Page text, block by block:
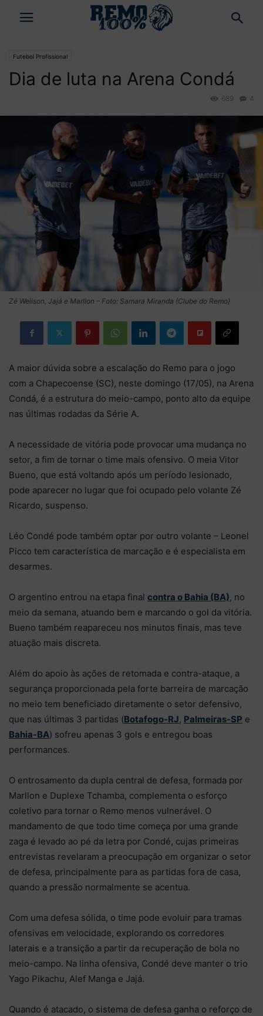
Futebol Profissional
Dia de luta na Arena Condá
4
689
Zé Welison, Jajá e Marllon – Foto: Samara Miranda (Clube do Remo)
A maior dúvida sobre a escalação do Remo para o jogo
com a Chapecoense (SC), neste domingo (17/05), na Arena
Condá, é a estrutura do meio-campo, ponto alto da equipe
nas últimas rodadas da Série A.
A necessidade de vitória pode provocar uma mudança no
setor, a fim de tornar o time mais ofensivo. O meia Vitor
Bueno, que está voltando após um período lesionado,
pode aparecer no lugar que foi ocupado pelo volante Zé
Ricardo, suspenso.
Léo Condé pode também optar por outro volante – Leonel
Picco tem característica de marcação e é especialista em
desarmes.
O argentino entrou na etapa final contra o Bahia (BA), no
meio da semana, atuando bem e marcando o gol da vitória.
Bueno também reapareceu nos minutos finais, mas teve
atuação mais discreta.
Além do apoio às ações de retomada e contra-ataque, a
segurança proporcionada pela forte barreira de marcação
no meio tem beneficiado diretamente o setor defensivo,
que nas últimas 3 partidas (Botafogo-RJ, Palmeiras-SP e
Bahia-BA) sofreu apenas 3 gols e entregou boas
performances.
O entrosamento da dupla central de defesa, formada por
Marllon e Duplexe Tchamba, complementa o esforço
coletivo para tornar o Remo menos vulnerável. O
mandamento de que todo time começa por uma grande
zaga é levado ao pé da letra por Condé, cujas primeiras
entrevistas revelaram a preocupação em organizar o setor
de defesa, principalmente para as partidas fora de casa,
quando a pressão normalmente se acentua.
Com uma defesa sólida, o time pode evoluir para tramas
ofensivas em velocidade, explorando os corredores
laterais e a transição a partir da recuperação de bola no
meio-campo. Na linha ofensiva, Condé deve manter o trio
Yago Pikachu, Alef Manga e Jajá.
Quando é atacado, o sistema de defesa ganha o reforço de